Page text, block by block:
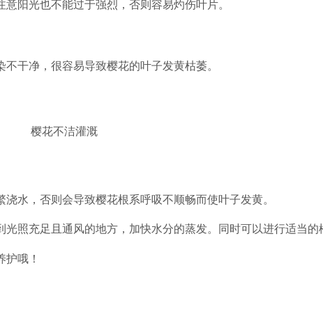
阳光也不能过于强烈，否则容易灼伤叶片。
不干净，很容易导致樱花的叶子发黄枯萎。
水，否则会导致樱花根系呼吸不顺畅而使叶子发黄。
照充足且通风的地方，加快水分的蒸发。同时可以进行适当的
哦！